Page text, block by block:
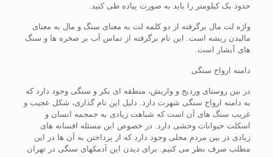
حدود یک کیلومتر را باید به صورت پیاده طی کنید.
واژه لت مال برگرفته از دو کلمه لت به معنای سنگ و مال به معنای
مالیدن ریشه است. این نام برگرفته از تماس آب بر صخره ها و سنگ
های آبشار است.
دامنه ارواح سنگی
در بین روستای وردیج و واریش، منطقه ای بکر و سنگی وجود دارد که
به دامنه ارواح سنگی شهرت دارد. دلیل این نام گذاری، شکل عجیب و
غریب سنگ های آن است که شباهت زیادی به جمجمه انسان و
اسکلت حیوانات وحشی دارد. در خصوص این مسئله افسانه های
زیادی در بین مردم محلی وجود دارد که از پرداختن به آن ها در این
مطلب صرف نظر می کنیم. برای دیدن این آدمکهای سنگی در تهران